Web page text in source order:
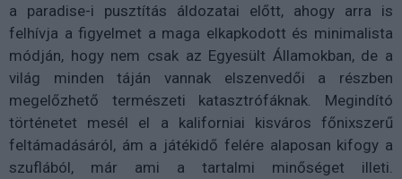
a paradise-i pusztítás áldozatai előtt, ahogy arra is
felhívja a figyelmet a maga elkapkodott és minimalista
módján, hogy nem csak az Egyesült Államokban, de a
világ minden táján vannak elszenvedői a részben
megelőzhető természeti katasztrófáknak. Megindító
történetet mesél el a kaliforniai kisváros főnixszerű
feltámadásáról, ám a játékidő felére alaposan kifogy a
szuflából, már ami a tartalmi minőséget illeti.